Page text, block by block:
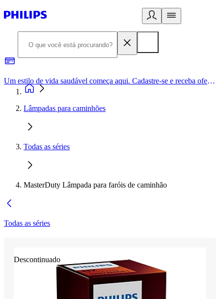
Um estilo de vida saudável começa aqui. Cadastre-se e receba ofertas exclusivas.
Lâmpadas para caminhões
Todas as séries
MasterDuty Lâmpada para faróis de caminhão
Todas as séries
Descontinuado